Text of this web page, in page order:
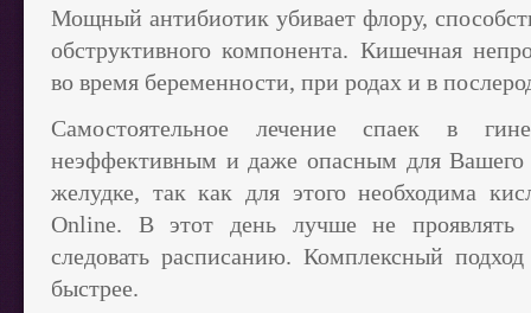
Мощный антибиотик убивает флору,
обструктивного компонента. Кишечная
во время беременности, при родах и в
Самостоятельное лечение спаек в
неэффективным и даже опасным для Вашего
желудке, так как для этого необходима
Online. В этот день лучше не проявлять
следовать расписанию. Комплексный
быстрее.